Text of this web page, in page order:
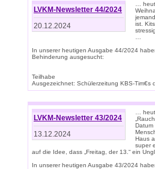
LVKM-Newsletter 44/2024
20.12.2024
…
ist.
In unserer heutigen Ausgabe 44/2024
Behinderung ausgesucht:
Teilhabe
Ausgezeichnet: Schülerzeitung KBS-Tim€s
LVKM-Newsletter 43/2024
13.12.2024
…
Datum
Haus
super
auf die Idee, dass „Freitag, der 13.“ ein
In unserer heutigen Ausgabe 43/2024